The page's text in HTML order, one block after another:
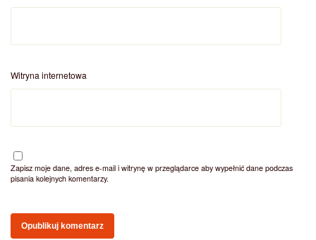
Witryna internetowa
Zapisz moje dane, adres e-mail i witrynę w przeglądarce aby wypełnić dane podczas
pisania kolejnych komentarzy.